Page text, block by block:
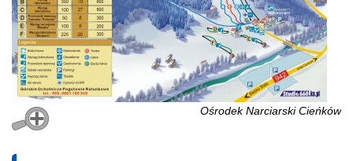
Ośrodek Narciarski Cieńków